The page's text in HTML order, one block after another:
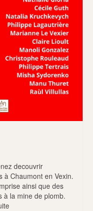
decouvrir
à Chaumont en Vexin.
ainsi que des
à la mine de plomb.